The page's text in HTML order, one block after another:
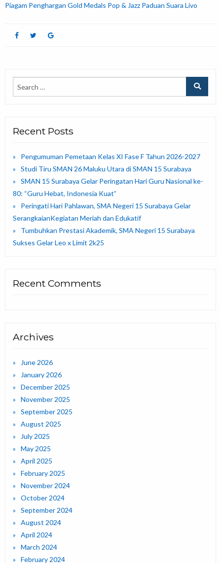
Piagam Penghargan Gold Medals Pop & Jazz Paduan Suara Livo
Recent Posts
Pengumuman Pemetaan Kelas XI Fase F Tahun 2026-2027
Studi Tiru SMAN 26 Maluku Utara di SMAN 15 Surabaya
SMAN 15 Surabaya Gelar Peringatan Hari Guru Nasional ke-
80: “Guru Hebat, Indonesia Kuat”
Peringati Hari Pahlawan, SMA Negeri 15 Surabaya Gelar
SerangkaianKegiatan Meriah dan Edukatif
Tumbuhkan Prestasi Akademik, SMA Negeri 15 Surabaya
Sukses Gelar Leo x Limit 2k25
Recent Comments
Archives
June 2026
January 2026
December 2025
November 2025
September 2025
August 2025
July 2025
May 2025
April 2025
February 2025
November 2024
October 2024
September 2024
August 2024
April 2024
March 2024
February 2024